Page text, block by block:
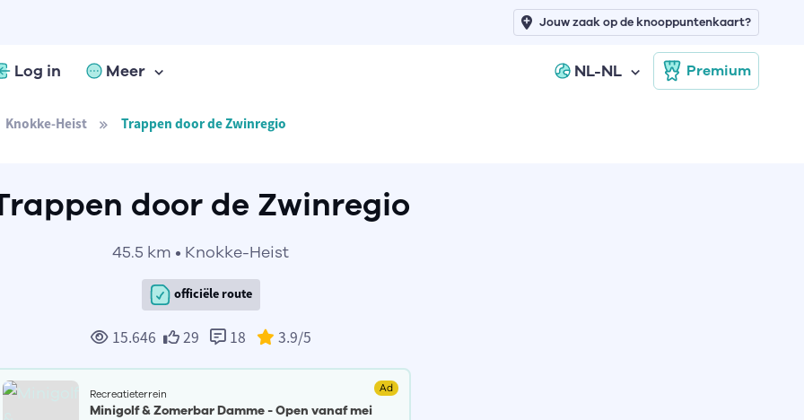
Log in Meer NL-NL Premium
Jouw zaak op de knooppuntenkaart?
Knokke-Heist Trappen door de Zwinregio
door de Zwinregio
45.5 km • Knokke-Heist
officiële route
15.646 29 18 3.9/5
Recreatieterrein Ad
Minigolf & Zomerbar Damme - Open vanaf mei